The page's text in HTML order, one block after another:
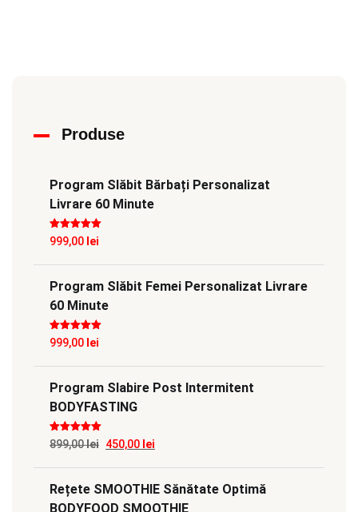
Produse
Program Slăbit Bărbați Personalizat
Livrare 60 Minute
Evaluat la5
din 5
999,00 lei
Program Slăbit Femei Personalizat Livrare
60 Minute
Evaluat la5
din 5
999,00 lei
Program Slabire Post Intermitent
BODYFASTING
Evaluat la5
din 5
899,00lei Prețul
inițial
a
450,00 lei
curent
este:
Rețete SMOOTHIE Sănătate Optimă
BODYFOOD SMOOTHIE